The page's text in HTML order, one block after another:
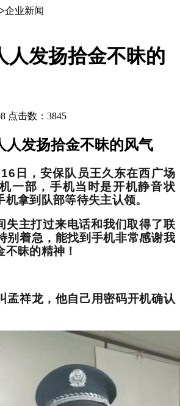
>企业新闻
人发扬拾金不昧的
点击数：3845
人发扬拾金不昧的风气
16 日，安保队员王久东在西广场
一部，手机当时是开机静音状
拿到队部等待失主认领。
失主打过来电话和我们取得了联
别着急，能找到手机非常感谢我
昧的精神！
孟祥龙，他自己用密码开机确认